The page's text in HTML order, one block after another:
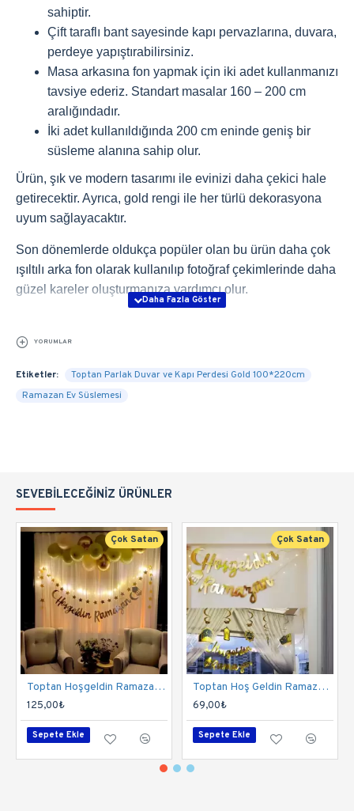
sahiptir.
Çift taraflı bant sayesinde kapı pervazlarına, duvara,
perdeye yapıştırabilirsiniz.
Masa arkasına fon yapmak için iki adet kullanmanızı
tavsiye ederiz. Standart masalar 160 – 200 cm
aralığındadır.
İki adet kullanıldığında 200 cm eninde geniş bir
süsleme alanına sahip olur.
Ürün, şık ve modern tasarımı ile evinizi daha çekici hale
getirecektir. Ayrıca, gold rengi ile her türlü dekorasyona
uyum sağlayacaktır.
Son dönemlerde oldukça popüler olan bu ürün daha çok
ışıltılı arka fon olarak kullanılıp fotoğraf çekimlerinde daha
güzel kareler oluşturmanıza yardımcı olur.
YORUMLAR
Etiketler:
Toptan Parlak Duvar ve Kapı Perdesi Gold 100*220cm
Ramazan Ev Süslemesi
SEVEBILECEĞINIZ ÜRÜNLER
Çok Satan
Toptan Hoşgeldin Ramazan Oda Süsleme Seti
125,00₺
Sepete Ekle
Çok Satan
Toptan Hoş Geldin Ramazan Ledli Ekonomik Seti
69,00₺
Sepete Ekle